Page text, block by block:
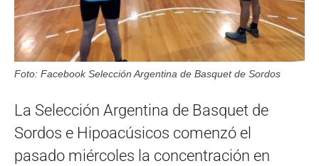
Foto: Facebook Selección Argentina de Basquet de Sordos
La Selección Argentina de Basquet de
Sordos e Hipoacúsicos comenzó el
pasado miércoles la concentración en